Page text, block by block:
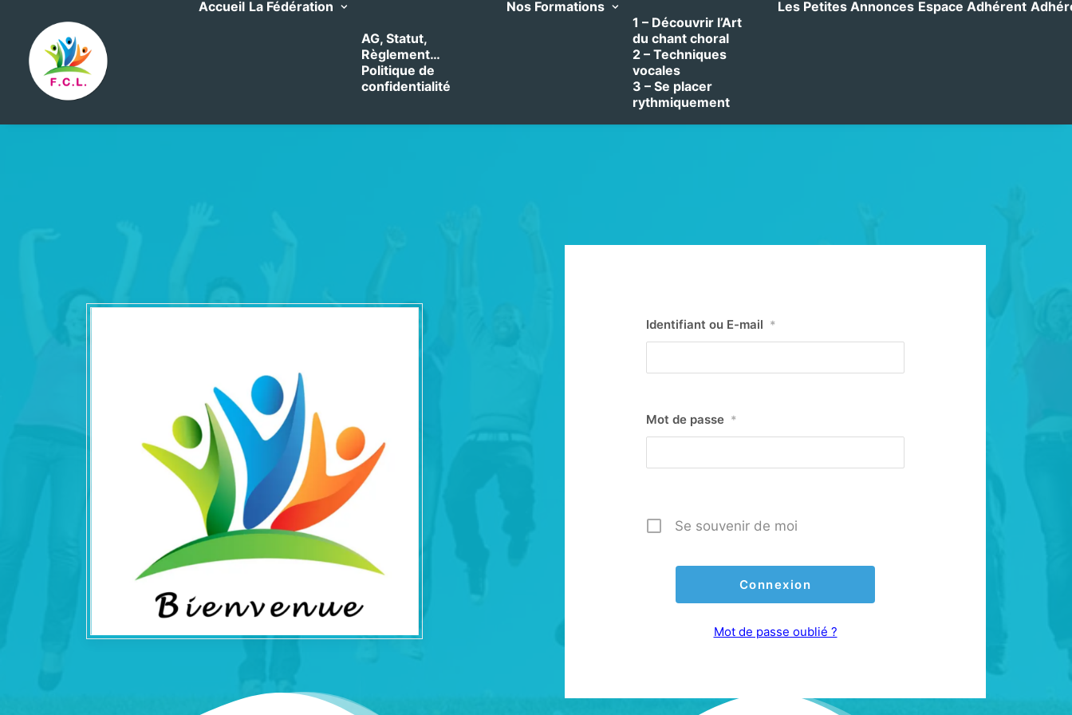
Accueil La Fédération
AG, Statut,
Règlement…
Politique de
confidentialité
Nos Formations
1 – Découvrir l’Art
du chant choral
2 – Techniques
vocales
3 – Se placer
rythmiquement
Les Petites Annonces Espace Adhérent
Identifiant ou E-mail *
Mot de passe *
Se souvenir de moi
Mot de passe oublié ?